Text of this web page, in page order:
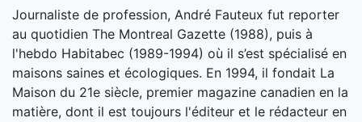
Journaliste de profession, André Fauteux fut reporter
au quotidien The Montreal Gazette (1988), puis à
l'hebdo Habitabec (1989-1994) où il s’est spécialisé en
maisons saines et écologiques. En 1994, il fondait La
Maison du 21e siècle, premier magazine canadien en la
matière, dont il est toujours l'éditeur et le rédacteur en